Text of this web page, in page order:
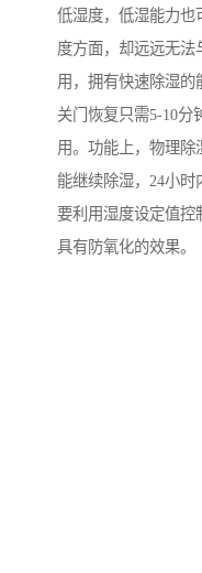
低湿度，低湿能力也
度方面，却远远无法
用，拥有快速除湿的
关门恢复只需5-10分
用。功能上，物理除
能继续除湿，24小时
要利用湿度设定值控
具有防氧化的效果。